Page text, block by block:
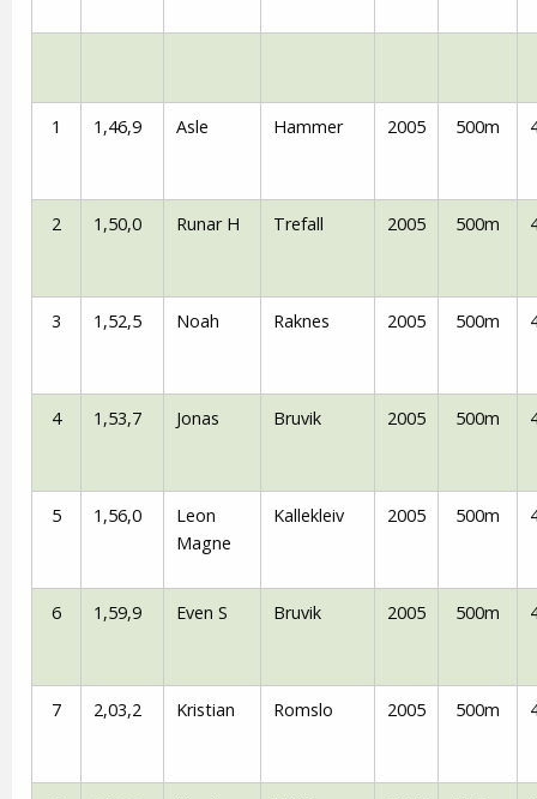
1 1,46,9 Asle Hammer 2005 500m
2 1,50,0 Runar H Trefall 2005 500m
3 1,52,5 Noah Raknes 2005 500m
4 1,53,7 Jonas Bruvik 2005 500m
5 1,56,0
Leon
Magne
Kallekleiv 2005 500m
6 1,59,9 Even S Bruvik 2005 500m
7 2,03,2 Kristian Romslo 2005 500m